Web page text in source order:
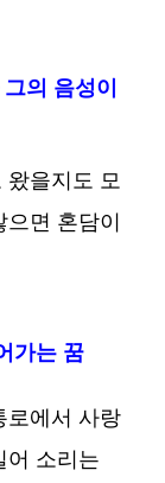
의 음성이
을지도 모
면 혼담이
가는 꿈
로에서 사랑
어 소리는